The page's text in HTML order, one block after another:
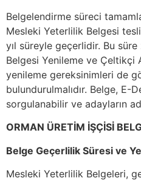
Belgelendirme süreci
Mesleki Yeterlilik Belgesi
yıl süreyle geçerlidir. Bu
Belgesi Yenileme ve Çeltikçi
yenileme gereksinimleri de
bulundurulmalıdır. Belge, E-
sorgulanabilir ve adayların
ORMAN ÜRETİM İŞÇİSİ
Belge Geçerlilik Süresi ve
Mesleki Yeterlilik Belgeleri,